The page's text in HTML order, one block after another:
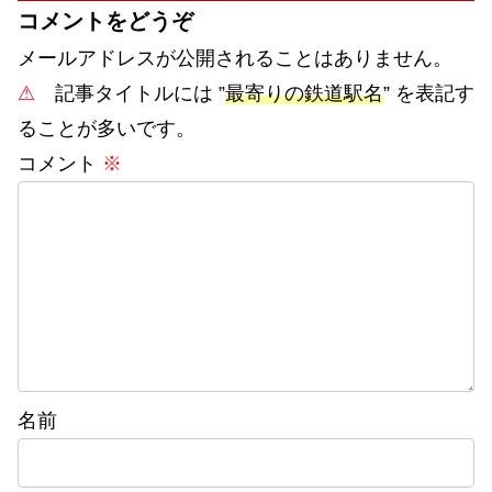
コメントをどうぞ
メールアドレスが公開されることはありません。
⚠ 記事タイトルには ”最寄りの鉄道駅名” を表記す
ることが多いです。
コメント ※
名前